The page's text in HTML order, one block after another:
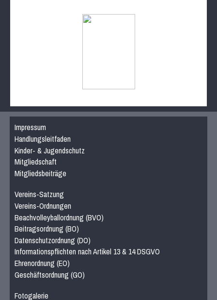
Impressum
Handlungsleitfaden
Kinder- & Jugendschutz
Mitgliedschaft
Mitgliedsbeiträge
Vereins-Satzung
Vereins-Ordnungen
Beachvolleyballordnung (BVO)
Beitragsordnung (BO)
Datenschutzordnung (DO)
Informationspflichten nach Artikel 13 & 14 DSGVO
Ehrenordnung (EO)
Geschäftsordnung (GO)
Fotogalerie